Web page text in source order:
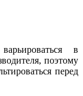
в
поэтому
перед